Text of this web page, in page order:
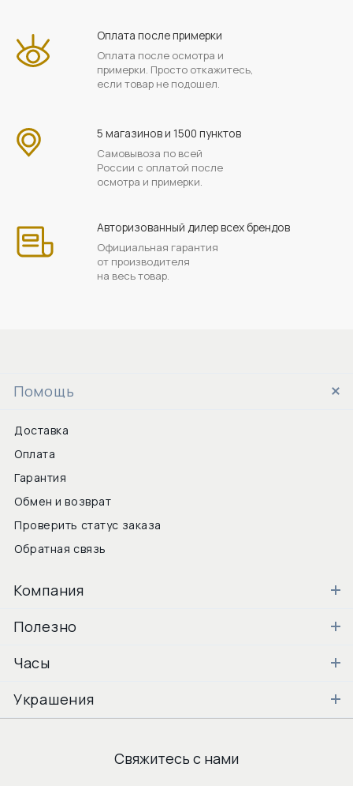
Оплата после примерки
Оплата после осмотра и
примерки. Просто откажитесь,
если товар не подошел.
5 магазинов и 1500 пунктов
Самовывоза по всей
России с оплатой после
осмотра и примерки.
Авторизованный дилер всех брендов
Официальная гарантия
от производителя
на весь товар.
Помощь
Доставка
Оплата
Гарантия
Обмен и возврат
Проверить статус заказа
Обратная связь
Компания
Полезно
Часы
Украшения
Свяжитесь с нами